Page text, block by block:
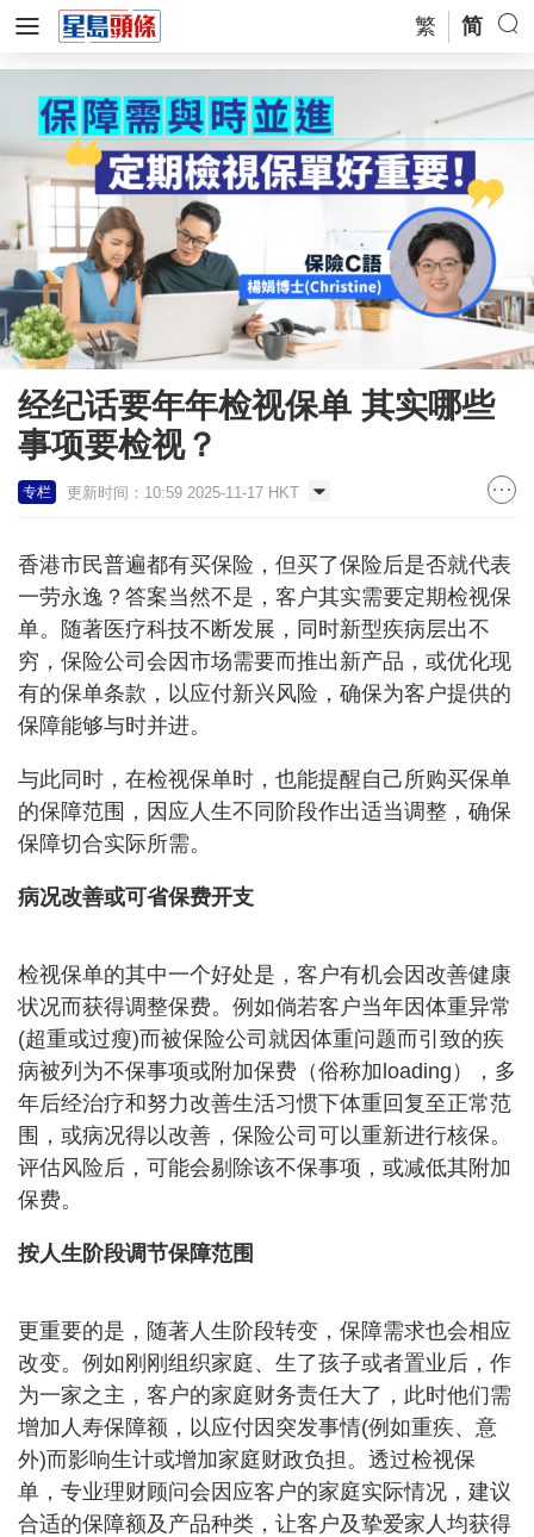
繁 简
经纪话要年年检视保单 其实哪些
事项要检视？
专栏 更新时间：10:59 2025-11-17 HKT
香港市民普遍都有买保险，但买了保险后是否就代表
一劳永逸？答案当然不是，客户其实需要定期检视保
单。随著医疗科技不断发展，同时新型疾病层出不
穷，保险公司会因市场需要而推出新产品，或优化现
有的保单条款，以应付新兴风险，确保为客户提供的
保障能够与时并进。
与此同时，在检视保单时，也能提醒自己所购买保单
的保障范围，因应人生不同阶段作出适当调整，确保
保障切合实际所需。
病况改善或可省保费开支
检视保单的其中一个好处是，客户有机会因改善健康
状况而获得调整保费。例如倘若客户当年因体重异常
(超重或过瘦)而被保险公司就因体重问题而引致的疾
病被列为不保事项或附加保费（俗称加loading），多
年后经治疗和努力改善生活习惯下体重回复至正常范
围，或病况得以改善，保险公司可以重新进行核保。
评估风险后，可能会剔除该不保事项，或减低其附加
保费。
按人生阶段调节保障范围
更重要的是，随著人生阶段转变，保障需求也会相应
改变。例如刚刚组织家庭、生了孩子或者置业后，作
为一家之主，客户的家庭财务责任大了，此时他们需
增加人寿保障额，以应付因突发事情(例如重疾、意
外)而影响生计或增加家庭财政负担。透过检视保
单，专业理财顾问会因应客户的家庭实际情况，建议
合适的保障额及产品种类，让客户及挚爱家人均获得